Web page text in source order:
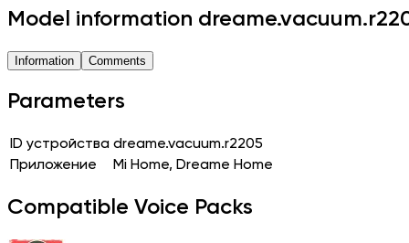
Model information
Information Comments
Parameters
ID устройства dreame.vacuum.r2205
Приложение
Mi Home, Dreame Home
Compatible Voice Packs